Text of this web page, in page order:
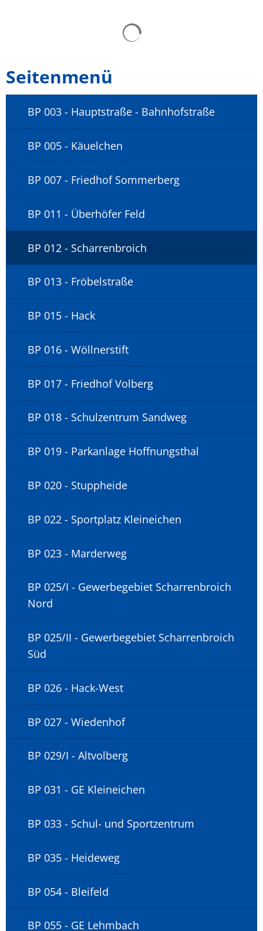
Seitenmenü
BP 003 - Hauptstraße - Bahnhofstraße
BP 005 - Käuelchen
BP 007 - Friedhof Sommerberg
BP 011 - Überhöfer Feld
BP 012 - Scharrenbroich
BP 013 - Fröbelstraße
BP 015 - Hack
BP 016 - Wöllnerstift
BP 017 - Friedhof Volberg
BP 018 - Schulzentrum Sandweg
BP 019 - Parkanlage Hoffnungsthal
BP 020 - Stuppheide
BP 022 - Sportplatz Kleineichen
BP 023 - Marderweg
BP 025/I - Gewerbegebiet Scharrenbroich
Nord
BP 025/II - Gewerbegebiet Scharrenbroich
Süd
BP 026 - Hack-West
BP 027 - Wiedenhof
BP 029/I - Altvolberg
BP 031 - GE Kleineichen
BP 033 - Schul- und Sportzentrum
BP 035 - Heideweg
BP 054 - Bleifeld
BP 055 - GE Lehmbach